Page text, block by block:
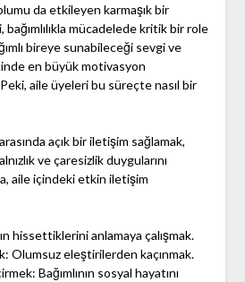
da etkileyen karmaşık bir
mücadelede kritik bir role
bireye sunabileceği sevgi ve
en büyük motivasyon
aile üyeleri bu süreçte nasıl bir
açık bir iletişim sağlamak,
ve çaresizlik duygularını
aile içindeki etkin iletişim
hissettiklerini anlamaya çalışmak.
Olumsuz eleştirilerden kaçınmak.
Bağımlının sosyal hayatını